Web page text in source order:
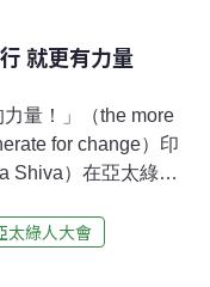
就更有力量
力量！」（the more
for change）印
Shiva）在亞太綠人
如哥本哈根會
滴水穿石之效。與
太綠人大會